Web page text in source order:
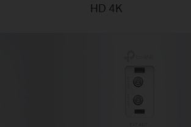
HD 4K